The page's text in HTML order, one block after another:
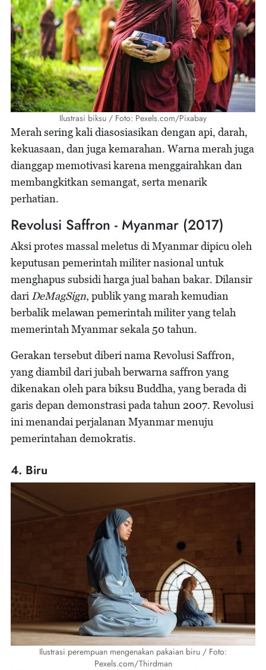
Ilustrasi biksu / Foto: Pexels.com/Pixabay
Merah sering kali diasosiasikan dengan api, darah,
kekuasaan, dan juga kemarahan. Warna merah juga
dianggap memotivasi karena menggairahkan dan
membangkitkan semangat, serta menarik
perhatian.
Revolusi Saffron - Myanmar (2017)
Aksi protes massal meletus di Myanmar dipicu oleh
keputusan pemerintah militer nasional untuk
menghapus subsidi harga jual bahan bakar. Dilansir
dari DeMagSign, publik yang marah kemudian
berbalik melawan pemerintah militer yang telah
memerintah Myanmar sekala 50 tahun.
Gerakan tersebut diberi nama Revolusi Saffron,
yang diambil dari jubah berwarna saffron yang
dikenakan oleh para biksu Buddha, yang berada di
garis depan demonstrasi pada tahun 2007. Revolusi
ini menandai perjalanan Myanmar menuju
pemerintahan demokratis.
4. Biru
Ilustrasi perempuan mengenakan pakaian biru / Foto:
Pexels.com/Thirdman